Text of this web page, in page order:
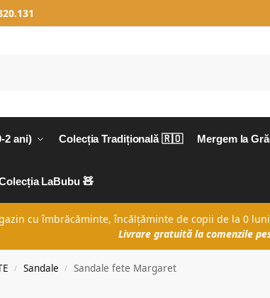
2 ani) Colecția Tradițională 🇷🇴 Mergem la
LaBubu 🧸
cu îmbrăcăminte, încălțăminte de copii de la 0
Livrare gratuită la comenzile
/ Sandale / Sandale fete Margaret